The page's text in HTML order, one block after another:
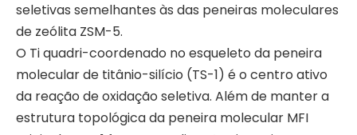
seletivas semelhantes às das peneiras moleculares
de zeólita ZSM-5.
O Ti quadri-coordenado no esqueleto da peneira
molecular de titânio-silício (TS-1) é o centro ativo
da reação de oxidação seletiva. Além de manter a
estrutura topológica da peneira molecular MFI